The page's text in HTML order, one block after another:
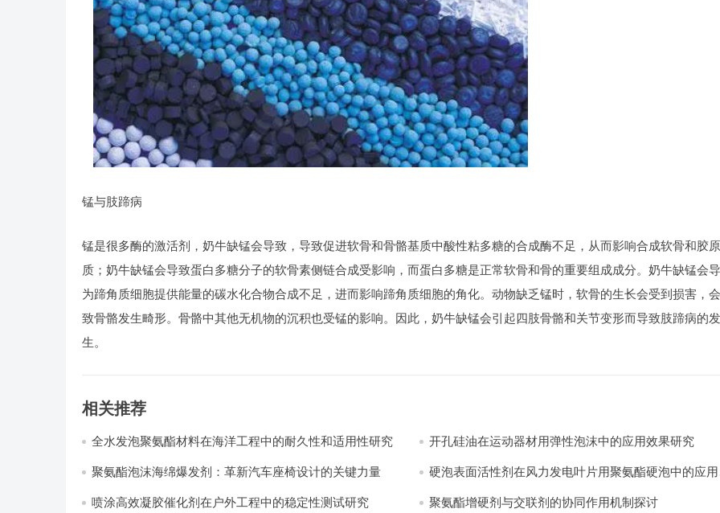
锰与肢蹄病
锰是很多酶的激活剂，奶牛缺锰会导致，导致促进软骨和骨骼基质中酸性粘多糖的合成酶不足，从而影响合成软骨和胶原
质；奶牛缺锰会导致蛋白多糖分子的软骨素侧链合成受影响，而蛋白多糖是正常软骨和骨的重要组成成分。奶牛缺锰会
为蹄角质细胞提供能量的碳水化合物合成不足，进而影响蹄角质细胞的角化。动物缺乏锰时，软骨的生长会受到损害，
致骨骼发生畸形。骨骼中其他无机物的沉积也受锰的影响。因此，奶牛缺锰会引起四肢骨骼和关节变形而导致肢蹄病的发
生。
相关推荐
全水发泡聚氨酯材料在海洋工程中的耐久性和适用性研究 开孔硅油在运动器材用弹性泡沫中的应用效果研究
聚氨酯泡沫海绵爆发剂：革新汽车座椅设计的关键力量​
硬泡表面活性剂在风力发电叶片用聚氨酯硬泡中的应用
喷涂高效凝胶催化剂在户外工程中的稳定性测试研究
聚氨酯增硬剂与交联剂的协同作用机制探讨